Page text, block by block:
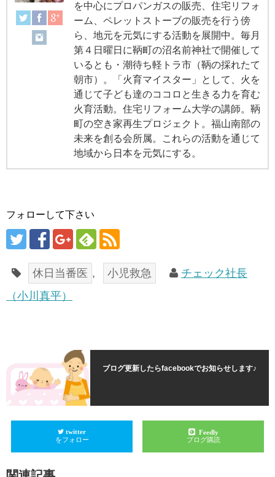
を中心にプロパンガスの販売、住宅リフォ
ーム、ペレットストーブの販売を行う傍
ら、地元を元気にする活動を展開中。毎月
第４日曜日に鞆町の沼名前神社で開催して
いるとも・潮待ち軽トラ市（鞆の採れたて
朝市）。「火育マイスター」として、火を
通じて子ども達のココロと生きる力を育む
火育活動。住宅リフォーム大学の講師。鞆
町の空き家再生プロジェクト。福山南部の
未来を創る会所属。これらの活動を通じて
地域から日本を元気にする。
フォローして下さい
休日当番医 , 小児救急
チェック社長
（小川真平）
ブログ更新したらfacebookでお知らせします♪
twitter
をフォロー
Feedly
ブログ購読